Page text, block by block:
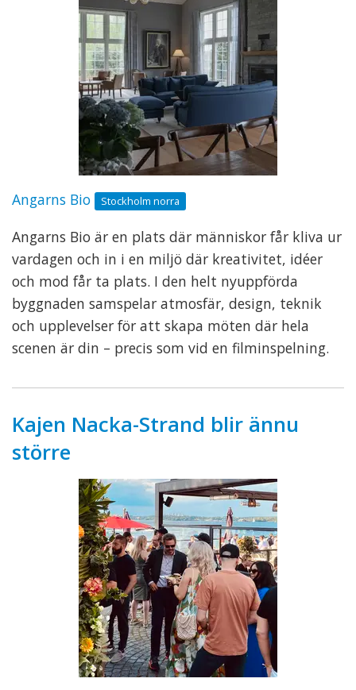
Angarns Bio Stockholm norra
Angarns Bio är en plats där människor får kliva ur
vardagen och in i en miljö där kreativitet, idéer
och mod får ta plats. I den helt nyuppförda
byggnaden samspelar atmosfär, design, teknik
och upplevelser för att skapa möten där hela
scenen är din – precis som vid en filminspelning.
Kajen Nacka-Strand blir ännu
större